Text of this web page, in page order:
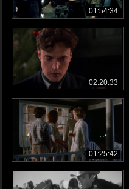
01:54:34
02:20:33
01:25:42